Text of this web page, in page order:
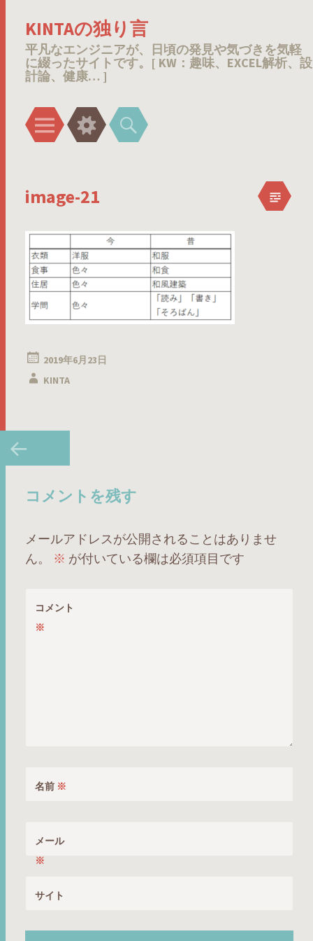
KINTAの独り言
平凡なエンジニアが、日頃の発見や気づきを気軽
に綴ったサイトです。[ KW：趣味、EXCEL解析、設
計論、健康… ]
メ
ニ
ウ
ィ
ッ
検
索
image-21
2019年6月23日
KINTA
投
稿
ビ
ー
シ
ョ
コメントを残す
メールアドレスが公開されることはありませ
ん。
※ が付いている欄は必須項目です
コメント
※
名前 ※
メール
※
サイト